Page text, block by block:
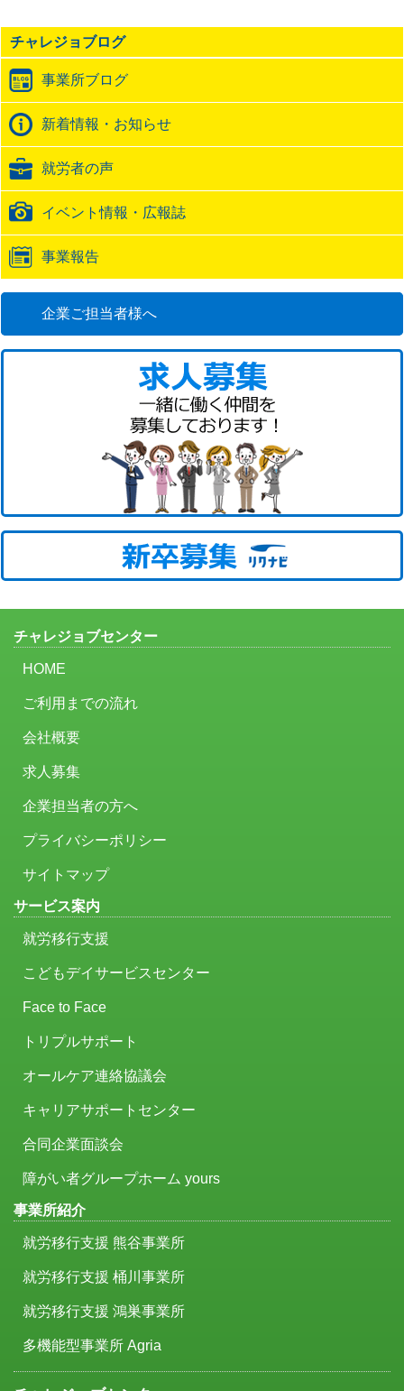
の
ト
ッ
ク
バ
ッ
URL
チャレジョブログ
事業所ブログ
新着情報・お知らせ
就労者の声
イベント情報・広報誌
事業報告
企業ご担当者様へ
チャレジョブセンター
HOME
ご利用までの流れ
会社概要
求人募集
企業担当者の方へ
プライバシーポリシー
サイトマップ
サービス案内
就労移行支援
こどもデイサービスセンター
Face to Face
トリプルサポート
オールケア連絡協議会
キャリアサポートセンター
合同企業面談会
障がい者グループホーム yours
事業所紹介
就労移行支援 熊谷事業所
就労移行支援 桶川事業所
就労移行支援 鴻巣事業所
多機能型事業所 Agria